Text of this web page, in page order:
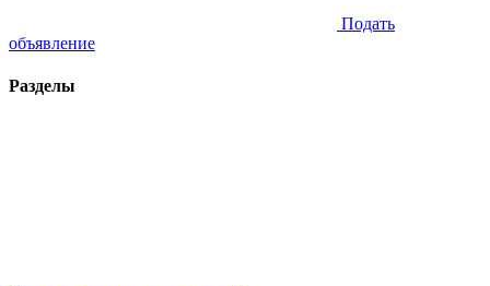
Подать
объявление
Разделы